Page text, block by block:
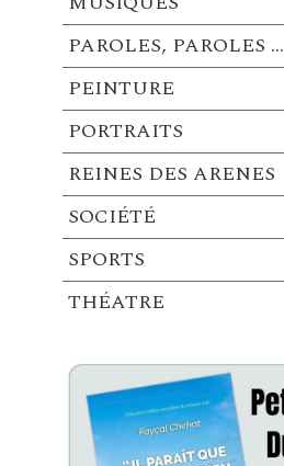
PAROLES, PAROLES …
PEINTURE
PORTRAITS
REINES DES ARENES
SOCIÉTÉ
SPORTS
THÉATRE